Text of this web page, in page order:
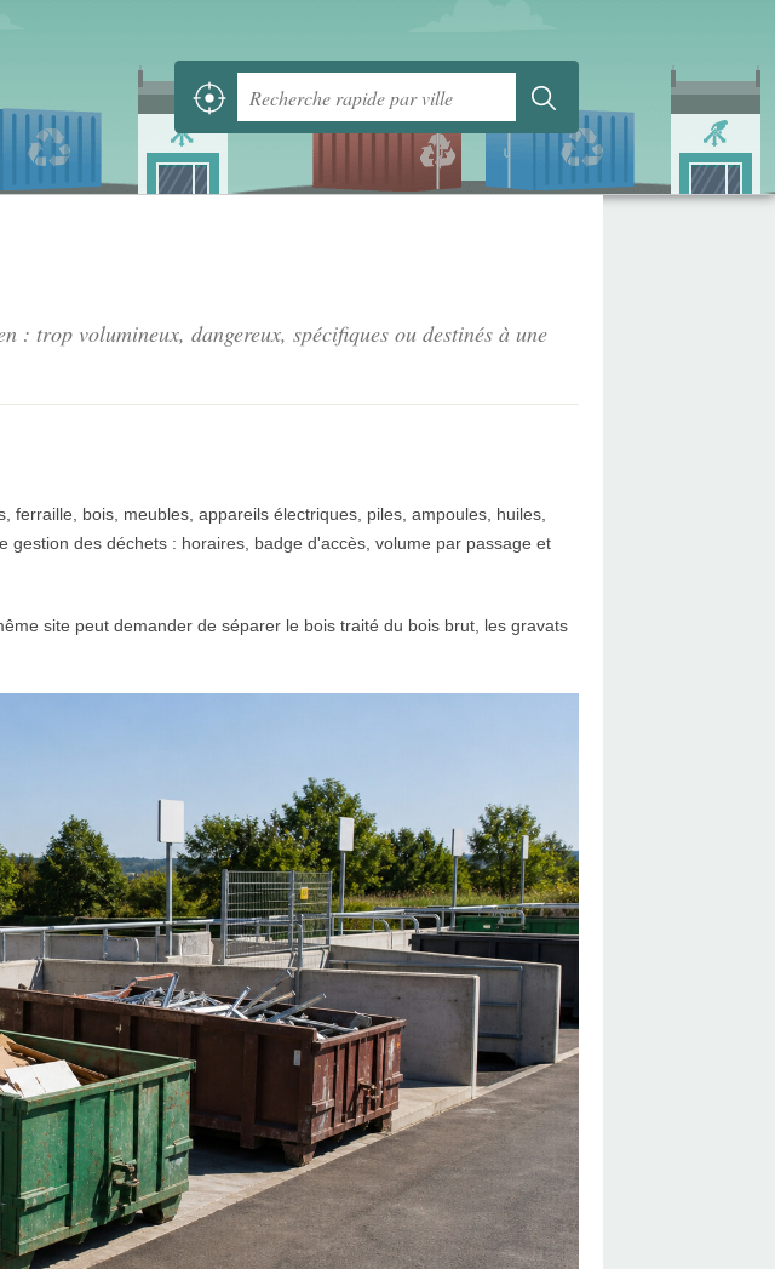
: trop volumineux, dangereux, spécifiques ou destinés à une
bois, meubles, appareils électriques, piles, ampoules, huiles,
des déchets : horaires, badge d'accès, volume par passage et
site peut demander de séparer le bois traité du bois brut, les gravats